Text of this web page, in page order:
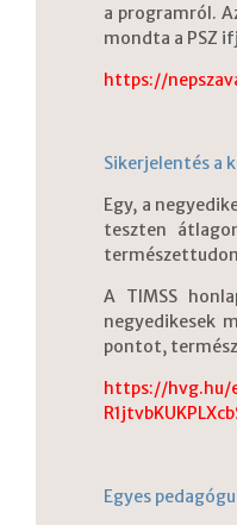
a programról.
mondta a PSZ
https://
Sikerjelentés a
Egy, a
teszten
A TIMSS
negyedikesek
pontot,
https://hvg.hu/
Egyes